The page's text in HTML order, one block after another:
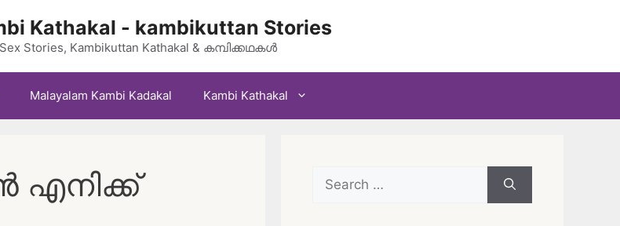
Kathakal - kambikuttan Stories
Stories, Kambikuttan Kathakal & കമ്പിക്കഥകൾ
Malayalam Kambi Kadakal Kambi Kathakal
എനിക്ക്
Search
for: